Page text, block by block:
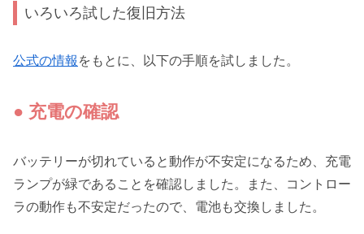
いろいろ試した復旧方法
公式の情報 をもとに、以下の手順を試しました。
● 充電の確認
バッテリーが切れていると動作が不安定になるため、充電
ランプが緑であることを確認しました。また、コントロー
ラの動作も不安定だったので、電池も交換しました。